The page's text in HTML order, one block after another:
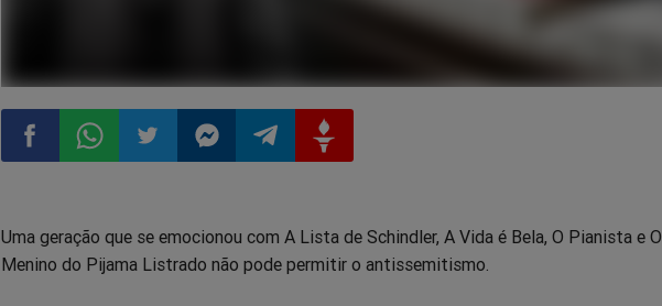
no
no
no
no
no
no
Uma geração que se emocionou com A Lista de Schindler, A Vida é Bela, O Pianista e O
Menino do Pijama Listrado não pode permitir o antissemitismo.